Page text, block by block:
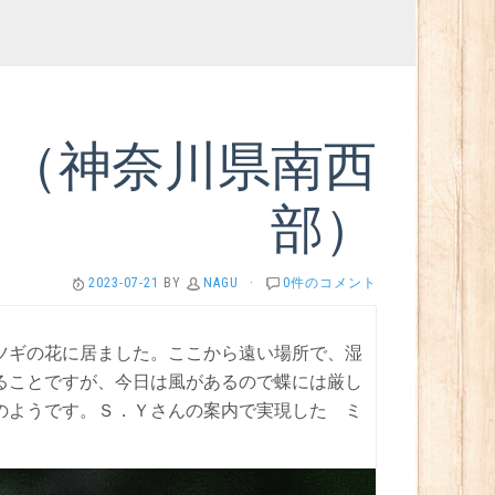
神奈川県南西
部）
2023-07-21 BY NAGU · 0件のコメント
の花に居ました。ここから遠い場所で、湿
とですが、今日は風があるので蝶には厳し
ようです。Ｓ．Ｙさんの案内で実現した ミ